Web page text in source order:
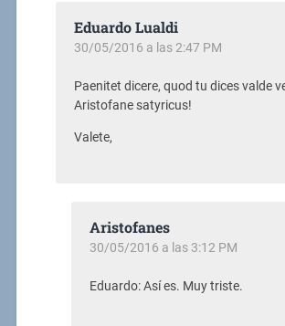
Eduardo Lualdi
30/05/2016 a las 2:47 PM
Paenitet dicere, quod tu dices valde
Aristofane satyricus!
Valete,
Aristofanes
30/05/2016 a las 3:12 PM
Eduardo: Así es. Muy triste.